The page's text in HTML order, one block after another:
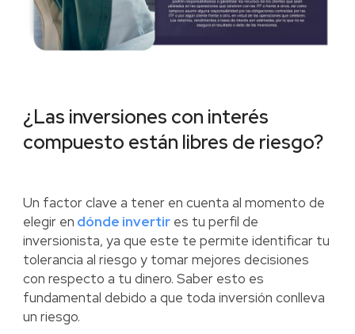
¿Las inversiones con interés
compuesto están libres de riesgo?
Un factor clave a tener en cuenta al momento de
elegir en dónde invertires tu perfil de
inversionista, ya que este te permite identificar tu
tolerancia al riesgo y tomar mejores decisiones
con respecto a tu dinero. Saber esto es
fundamental debido a que toda inversión conlleva
un riesgo.